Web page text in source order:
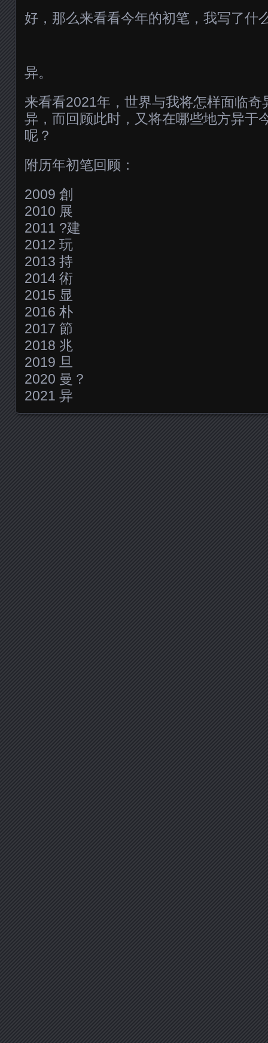
好，那么来看看今年的初笔，我写了
异。
来看看2021年，世界与我将怎样面临奇
异，而回顾此时，又将在哪些地方异于
呢？
附历年初笔回顾：
2009 創
2010 展
2011 ?建
2012 玩
2013 持
2014 術
2015 显
2016 朴
2017 節
2018 兆
2019 旦
2020 曼？
2021 异